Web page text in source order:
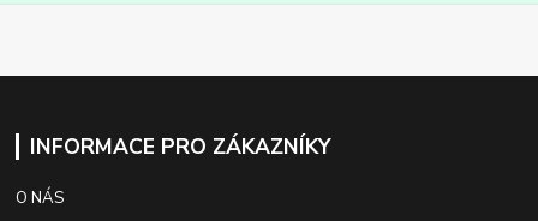
INFORMACE PRO ZÁKAZNÍKY
O NÁS